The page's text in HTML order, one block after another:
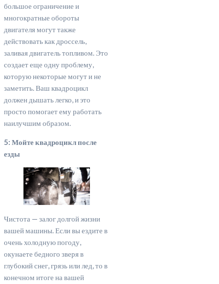
большое ограничение и
многократные обороты
двигателя могут также
действовать как дроссель,
заливая двигатель топливом. Это
создает еще одну проблему,
которую некоторые могут и не
заметить. Ваш квадроцикл
должен дышать легко, и это
просто помогает ему работать
наилучшим образом.
5: Мойте квадроцикл после
езды
Чистота — залог долгой жизни
вашей машины. Если вы ездите в
очень холодную погоду,
окунаете бедного зверя в
глубокий снег, грязь или лед, то в
конечном итоге на вашей